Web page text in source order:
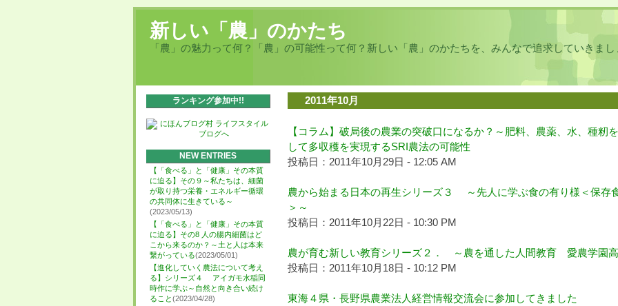
新しい「農」のかたち
「農」の魅力って何？「農」の可能性って何？新しい「農」のかたちを、みんなで追求していきま
ランキング参加中!!
NEW ENTRIES
【「食べる」と「健康」その本質
に迫る】その９～私たちは、細菌
が取り持つ栄養・エネルギー循環
の共同体に生きている～
(2023/05/13)
【「食べる」と「健康」その本質
に迫る】その8 人の腸内細菌はど
こから来るのか？～土と人は本来
繋がっている(2023/05/01)
【進化していく農法について考え
る】シリーズ４ アイガモ水稲同
時作に学ぶ～自然と向き合い続け
ること(2023/04/28)
2011年10月
【コラム】破局後の農業の突破口になるか？～肥料、農薬、水、種籾
して多収穫を実現するSRI農法の可能性
投稿日：2011年10月29日 - 12:05 AM
農から始まる日本の再生シリーズ３ ～先人に学ぶ食の有り様＜保存
＞～
投稿日：2011年10月22日 - 10:30 PM
農が育む新しい教育シリーズ２． ～農を通した人間教育 愛農学園
投稿日：2011年10月18日 - 10:12 PM
東海４県・長野県農業法人経営情報交流会に参加してきました